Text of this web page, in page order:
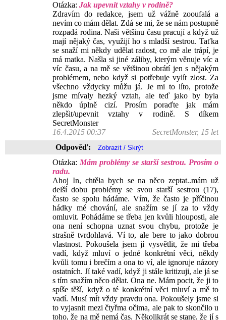
Otázka: Jak upevnit vztahy v rodině?
Zdravím do redakce, jsem už vážně zooufalá a
nevím co mám dělat. Zdá se mi, že se nám postupně
rozpadá rodina. Naši většinu času pracují a když už
mají nějaký čas, využijí ho s mladší sestrou. Taťka
se snaží mi někdy udělat radost, co mě ale trápí, je
má matka. Našla si jiné záliby, kterým věnuje víc a
víc času, a na mě se většinou obrátí jen s nějakým
problémem, nebo když si potřebuje vylít zlost. Za
všechno vždycky můžu já. Je mi to líto, protože
jsme mívaly hezký vztah, ale teď jako by byla
někdo úplně cizí. Prosím poraďte jak mám
zlepšit/upevnit vztahy v rodině. S díkem
SecretMonster
16.4.2015 00:37
SecretMonster, 15 let
Odpověď:
Otázka: Mám problémy se starší sestrou. Prosím o
radu.
Ahoj In, chtěla bych se na něco zeptat..mám už
delší dobu problémy se svou starší sestrou (17),
často se spolu hádáme. Vím, že často je příčinou
hádky mé chování, ale snažím se jí za to vždy
omluvit. Pohádáme se třeba jen kvůli hlouposti, ale
ona není schopna uznat svou chybu, protože je
strašně tvrdohlavá. Ví to, ale bere to jako dobrou
vlastnost. Pokoušela jsem jí vysvětlit, že mi třeba
vadí, když mluví o jedné konkrétní věci, někdy
kvůli tomu i brečím a ona to ví, ale ignoruje názory
ostatních. Jí také vadí, když ji stále kritizuji, ale já se
s tím snažím něco dělat. Ona ne. Mám pocit, že ji to
spíše těší, když o té konkrétní věci mluví a mě to
vadí. Musí mít vždy pravdu ona. Pokoušely jsme si
to vyjasnit mezi čtyřma očima, ale pak to skončilo u
toho, že na mě nemá čas. Několikrát se stane, že jí s